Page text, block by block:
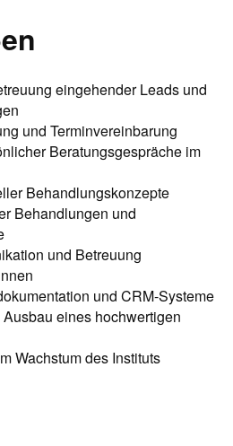
eingehender Leads und
und Terminvereinbarung
Beratungsgespräche im
Behandlungskonzepte
Behandlungen und
und Betreuung
und CRM-Systeme
eines hochwertigen
Wachstum des Instituts